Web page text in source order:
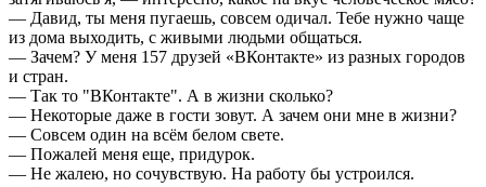
— Давид, ты меня пугаешь, совсем одичал. Тебе нужно чаще
из дома выходить, с живыми людьми общаться.
— Зачем? У меня 157 друзей «ВКонтакте» из разных городов
и стран.
— Так то "ВКонтакте". А в жизни сколько?
— Некоторые даже в гости зовут. А зачем они мне в жизни?
— Совсем один на всём белом свете.
— Пожалей меня еще, придурок.
— Не жалею, но сочувствую. На работу бы устроился.